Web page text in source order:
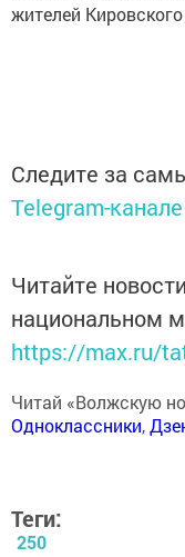
жителей
Следите за
Telegram-канале
Читайте
национальном
https://max.ru/
Читай «Волжскую
Одноклассники,
Теги:
250